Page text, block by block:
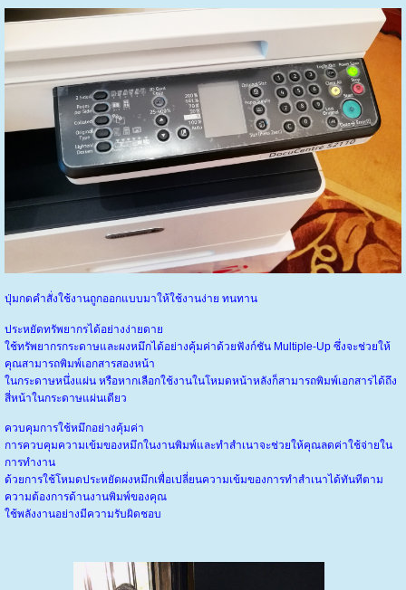
ปุ่มกดคำสั่งใช้งานถูกออกแบบมาให้ใช้งานง่าย ทนทาน
ประหยัดทรัพยากรได้อย่างง่ายดาย
ใช้ทรัพยากรกระดาษและผงหมึกได้อย่างคุ้มค่าด้วยฟังก์ชัน Multiple-Up ซึ่งจะช่วยให้
คุณสามารถพิมพ์เอกสารสองหน้า
ในกระดาษหนึ่งแผ่น หรือหากเลือกใช้งานในโหมดหน้าหลังก็สามารถพิมพ์เอกสารได้ถึง
สี่หน้าในกระดาษแผ่นเดียว
ควบคุมการใช้หมึกอย่างคุ้มค่า
การควบคุมความเข้มของหมึกในงานพิมพ์และทำสำเนาจะช่วยให้คุณลดค่าใช้จ่ายใน
การทำงาน
ด้วยการใช้โหมดประหยัดผงหมึกเพื่อเปลี่ยนความเข้มของการทำสำเนาได้ทันทีตาม
ความต้องการด้านงานพิมพ์ของคุณ
ใช้พลังงานอย่างมีความรับผิดชอบ